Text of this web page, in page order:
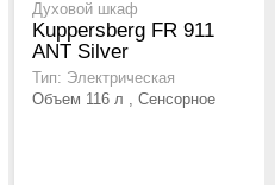
Духовой шкаф
Kuppersberg FR 911
ANT Silver
Тип: Электрическая
Объем 116 л , Сенсорное